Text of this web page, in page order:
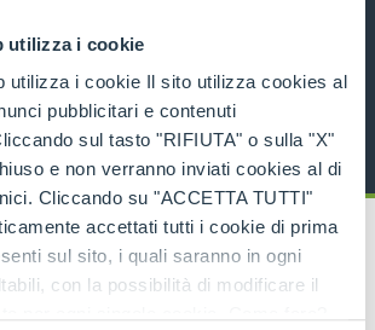
utilizza i cookie
utilizza i cookie Il sito utilizza cookies al
pubblicitari e contenuti
sul tasto "RIFIUTA" o sulla "X"
e non verranno inviati cookies al di
Cliccando su "ACCETTA TUTTI"
accettati tutti i cookie di prima
sul sito, i quali saranno in ogni
con la possibilità di modificare il
18
DÉCOUVRIR